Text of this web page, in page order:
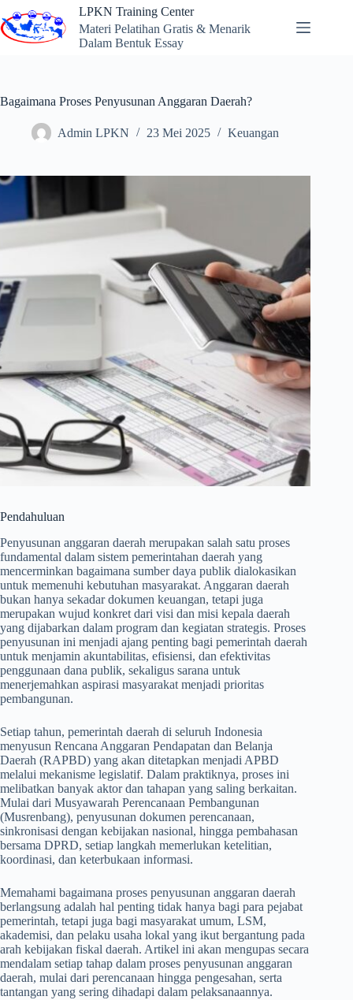
to
content
LPKN Training Center
Materi Pelatihan Gratis & Menarik
Dalam Bentuk Essay
Bagaimana Proses Penyusunan Anggaran Daerah?
Admin LPKN 23 Mei 2025 Keuangan
Pendahuluan
Penyusunan anggaran daerah merupakan salah satu proses
fundamental dalam sistem pemerintahan daerah yang
mencerminkan bagaimana sumber daya publik dialokasikan
untuk memenuhi kebutuhan masyarakat. Anggaran daerah
bukan hanya sekadar dokumen keuangan, tetapi juga
merupakan wujud konkret dari visi dan misi kepala daerah
yang dijabarkan dalam program dan kegiatan strategis. Proses
penyusunan ini menjadi ajang penting bagi pemerintah daerah
untuk menjamin akuntabilitas, efisiensi, dan efektivitas
penggunaan dana publik, sekaligus sarana untuk
menerjemahkan aspirasi masyarakat menjadi prioritas
pembangunan.
Setiap tahun, pemerintah daerah di seluruh Indonesia
menyusun Rencana Anggaran Pendapatan dan Belanja
Daerah (RAPBD) yang akan ditetapkan menjadi APBD
melalui mekanisme legislatif. Dalam praktiknya, proses ini
melibatkan banyak aktor dan tahapan yang saling berkaitan.
Mulai dari Musyawarah Perencanaan Pembangunan
(Musrenbang), penyusunan dokumen perencanaan,
sinkronisasi dengan kebijakan nasional, hingga pembahasan
bersama DPRD, setiap langkah memerlukan ketelitian,
koordinasi, dan keterbukaan informasi.
Memahami bagaimana proses penyusunan anggaran daerah
berlangsung adalah hal penting tidak hanya bagi para pejabat
pemerintah, tetapi juga bagi masyarakat umum, LSM,
akademisi, dan pelaku usaha lokal yang ikut bergantung pada
arah kebijakan fiskal daerah. Artikel ini akan mengupas secara
mendalam setiap tahap dalam proses penyusunan anggaran
daerah, mulai dari perencanaan hingga pengesahan, serta
tantangan yang sering dihadapi dalam pelaksanaannya.